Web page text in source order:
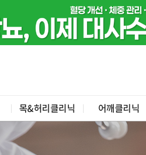
목&허리클리닉 어깨클리닉